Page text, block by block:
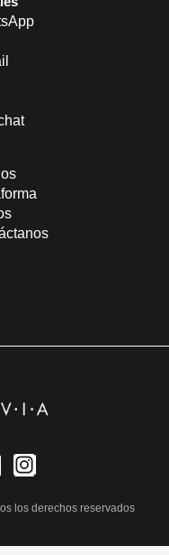
los derechos reservados